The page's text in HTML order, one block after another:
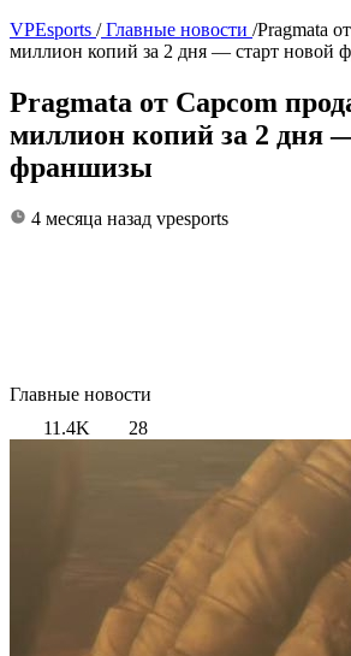
VPEsports / Главные новости /Pragmata
миллион копий за 2 дня — старт новой
Pragmata от Capcom
миллион копий за 2 дня
франшизы
4 месяца назад vpesports
Главные новости
11.4K
28